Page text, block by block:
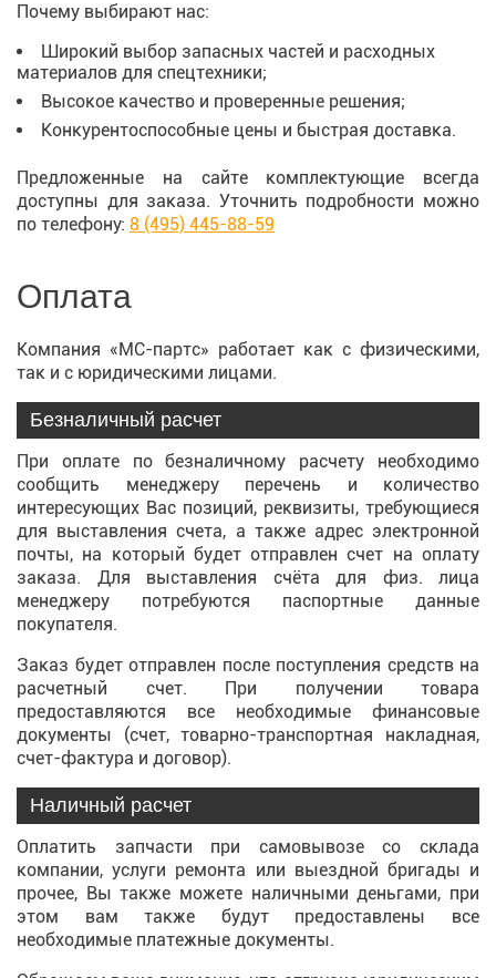
Почему выбирают нас:
Широкий выбор запасных частей и расходных
материалов для спецтехники;
Высокое качество и проверенные решения;
Конкурентоспособные цены и быстрая доставка.
Предложенные на сайте комплектующие всегда
доступны для заказа. Уточнить подробности можно
по телефону: 8 (495) 445-88-59
Оплата
Компания «МС-партс» работает как с физическими,
так и с юридическими лицами.
Безналичный расчет
При оплате по безналичному расчету необходимо
сообщить менеджеру перечень и количество
интересующих Вас позиций, реквизиты, требующиеся
для выставления счета, а также адрес электронной
почты, на который будет отправлен счет на оплату
заказа. Для выставления счёта для физ. лица
менеджеру потребуются паспортные данные
покупателя.
Заказ будет отправлен после поступления средств на
расчетный счет. При получении товара
предоставляются все необходимые финансовые
документы (счет, товарно-транспортная накладная,
счет-фактура и договор).
Наличный расчет
Оплатить запчасти при самовывозе со склада
компании, услуги ремонта или выездной бригады и
прочее, Вы также можете наличными деньгами, при
этом вам также будут предоставлены все
необходимые платежные документы.